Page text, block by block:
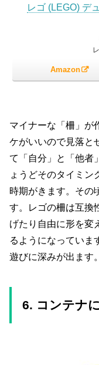
レゴ (LEGO) デ
Amazon
マイナーな「柵」が
ケがいいので見落と
て「自分」と「他者
ょうどそのタイミン
時期がきます。その
す。レゴの柵は互換
げたり自由に形を変
るようになっていま
遊びに深みが出ます。
6. コンテナ